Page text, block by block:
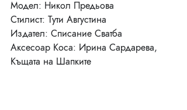
Модел: Никол Предьова
Стилист: Тути Августина
Издател: Списание Сватба
Аксесоар Коса: Ирина Сардарева,
Къщата на Шапките